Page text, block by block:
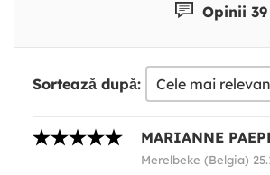
Opinii 39
Sortează după:
MARIANNE
Merelbeke (Belgia)